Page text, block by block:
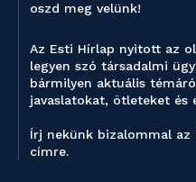
oszd meg velünk!
Az Esti Hírlap nyitott az
legyen szó társadalmi
bármilyen aktuális
javaslatokat, ötleteket és
Írj nekünk bizalommal
címre.